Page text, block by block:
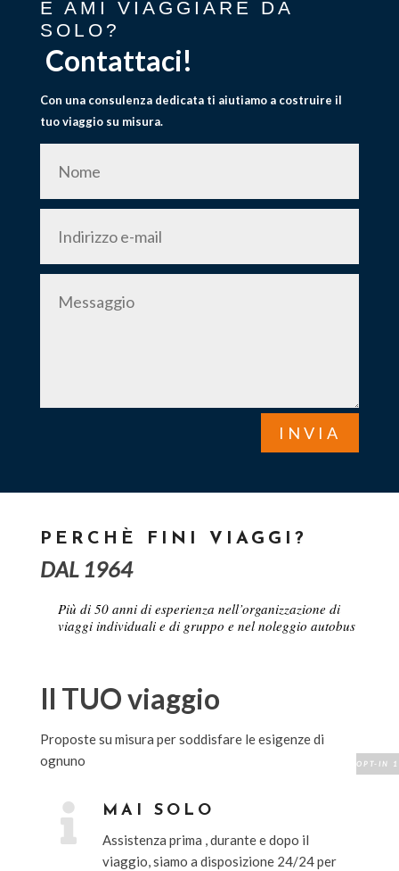
E AMI VIAGGIARE DA
SOLO?
Contattaci!
Con una consulenza dedicata ti aiutiamo a costruire il
tuo viaggio su misura.
INVIA
PERCHÈ FINI VIAGGI?
DAL 1964
Più di 50 anni di esperienza nell’organizzazione di
viaggi individuali e di gruppo e nel noleggio autobus
Il TUO viaggio
Proposte su misura per soddisfare le esigenze di
ognuno
 MAI SOLO
Assistenza prima , durante e dopo il
viaggio, siamo a disposizione 24/24 per